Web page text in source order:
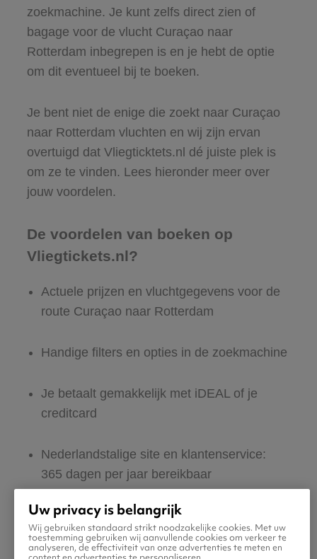
zoekmachine. Je kunt zelfs direct zien of
bagage voor de vlucht Curaçao naar
Rotterdam inbegrepen is en je hebt de optie
om dit eventueel bij te boeken.
Je bent niet de enige die zoekt naar Curaçao
naar Rotterdam vluchten en wij zijn ervan
overtuigd dat Vliegticktets.nl dé juiste plek is
om ze te vinden. Lees hieronder meer over
jouw voordelen.
De voordelen van boeken op
Vliegtickets.nl?
Actuele prijzen en vluchtgegevens voor de
route Curaçao naar Rotterdam
Handige filters en opties in de zoekmachine
Je betaalt gemakkelijk met iDEAL of je
creditcard
Nederlandstalige site en klantenservice:
365 dagen per jaar bereikbaar
Zeker van veilig boeken en betalen
Boek ook direct een hotel of huurauto voor
Uw privacy is belangrijk
Wij gebruiken standaard strikt noodzakelijke cookies. Met uw
toestemming gebruiken wij aanvullende cookies om verkeer te
analyseren, de effectiviteit van onze advertenties te meten en